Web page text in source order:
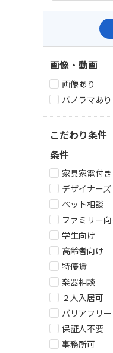
画像・動画
画像あり
パノラマあり
こだわり条件
条件
家具家電付き
デザイナーズ
ペット相談
ファミリー
学生向け
高齢者向け
特優賃
楽器相談
２人入居可
バリアフリー
保証人不要
事務所可